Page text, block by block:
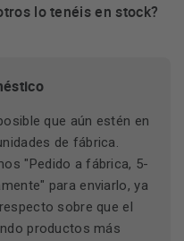
lo tenéis en stock?
que aún estén en
de fábrica.
"Pedido a fábrica, 5-
para enviarlo, ya
sobre que el
productos más